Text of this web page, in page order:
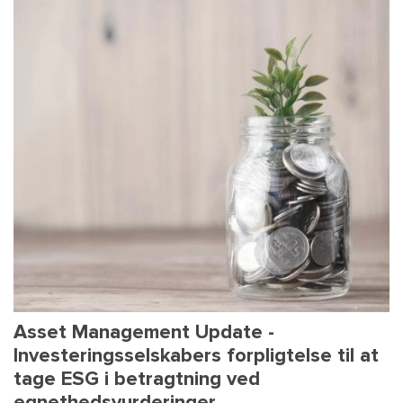
Asset Management Update -
Investeringsselskabers forpligtelse til at
tage ESG i betragtning ved